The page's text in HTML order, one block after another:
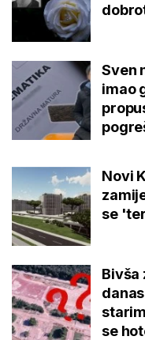
Sven
imao
Novi
se
Bivša
se